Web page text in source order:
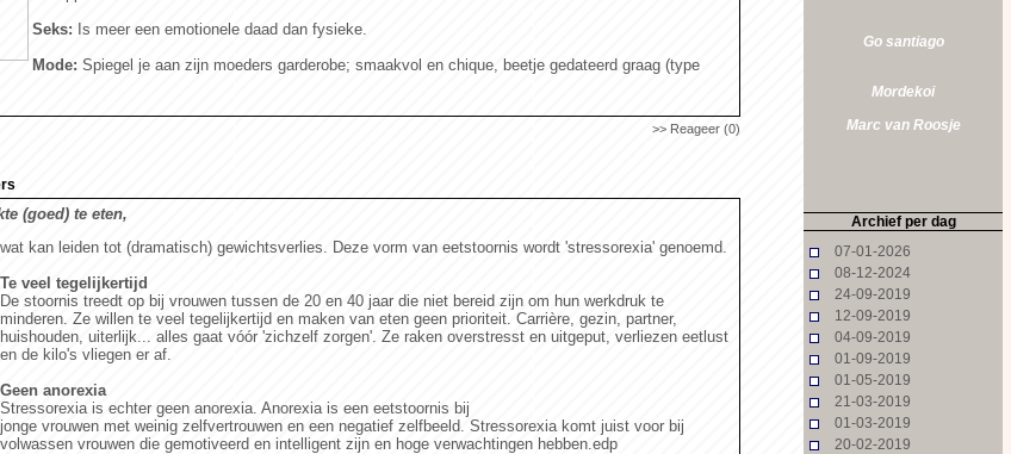
Seks: Is meer een emotionele daad dan fysieke.
Mode: Spiegel je aan zijn moeders garderobe; smaakvol en chique, beetje gedateerd graag (type
>> Reageer (0)
(goed) te eten,
wat kan leiden tot (dramatisch) gewichtsverlies. Deze vorm van eetstoornis wordt 'stressorexia' genoemd.
Te veel tegelijkertijd
De stoornis treedt op bij vrouwen tussen de 20 en 40 jaar die niet bereid zijn om hun werkdruk te
minderen. Ze willen te veel tegelijkertijd en maken van eten geen prioriteit. Carrière, gezin, partner,
huishouden, uiterlijk... alles gaat vóór 'zichzelf zorgen'. Ze raken overstresst en uitgeput, verliezen eetlust
en de kilo's vliegen er af.
Geen anorexia
Stressorexia is echter geen anorexia. Anorexia is een eetstoornis bij
jonge vrouwen met weinig zelfvertrouwen en een negatief zelfbeeld. Stressorexia komt juist voor bij
volwassen vrouwen die gemotiveerd en intelligent zijn en hoge verwachtingen hebben.edp
Go santiago
Mordekoi
Marc van Roosje
Archief per dag
07-01-2026
08-12-2024
24-09-2019
12-09-2019
04-09-2019
01-09-2019
01-05-2019
21-03-2019
01-03-2019
20-02-2019